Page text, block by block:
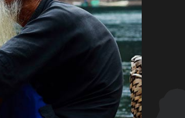
por organizarnos este viaje de
las bodas de plata yéndonos a
unas semanas fantásticas
Buenos Aires hasta Perito
tiempo queriendo visitar
sueño hecho realidad, lo mejor
local y el auténtico asado
y muy cuidados los detalles